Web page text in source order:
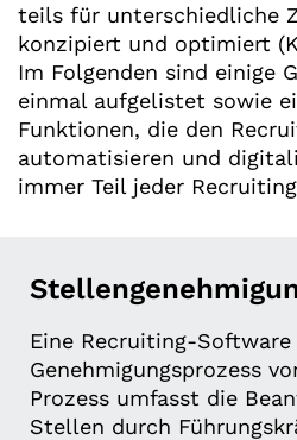
teils für unterschiedliche
konzipiert und optimiert
Im Folgenden sind einige
einmal aufgelistet sowie
Funktionen, die den
automatisieren und
immer Teil jeder
Eine Recruiting-
Genehmigungsprozess
Prozess umfasst die
Stellen durch